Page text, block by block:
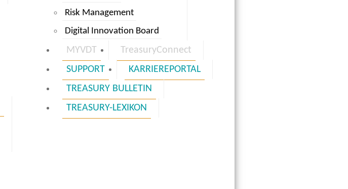
Risk Management
Digital Innovation Board
MYVDT
TreasuryConnect
SUPPORT
KARRIEREPORTAL
TREASURY BULLETIN
TREASURY-LEXIKON